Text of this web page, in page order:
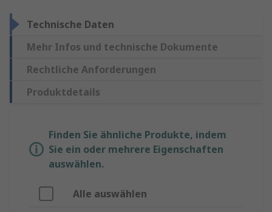
Technische Daten
Mehr Infos und technische Dokumente
Rechtliche Anforderungen
Produktdetails
Finden Sie ähnliche Produkte, indem
Sie ein oder mehrere Eigenschaften
auswählen.
Alle auswählen